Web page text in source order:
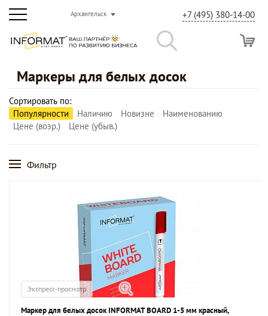
Архангельск +7 (495) 380-14-00
Маркеры для белых досок
Сортировать по:
Популярности
Наличию Новизне
Наименованию
Цене (возр.)
Цене (убыв.)
Фильтр
Экспресс-просмотр
Маркер для белых досок INFORMAT BOARD 1-5 мм красный,